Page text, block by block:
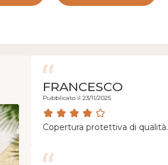
FRANCESCO
Pubblicato il 23/11/2025
Copertura protettiva di qualità.